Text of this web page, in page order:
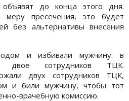
до конца этого дня.
меру пресечения, это будет
без альтернативы внесения
и избивали мужчину: в
двое сотрудников ТЦК.
двух сотрудников ТЦК,
и били мужчину, чтобы тот
врачебную комиссию.